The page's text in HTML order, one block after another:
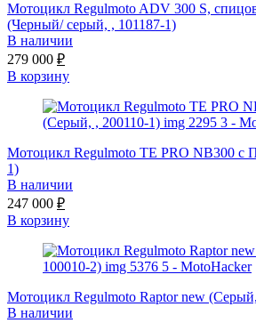
Мотоцикл Regulmoto ADV 300 S,
(Черный/ серый, , 101187-1)
В наличии
279 000 ₽
В корзину
Мотоцикл Regulmoto TE PRO NB300 с
1)
В наличии
247 000 ₽
В корзину
Мотоцикл Regulmoto Raptor new
В наличии